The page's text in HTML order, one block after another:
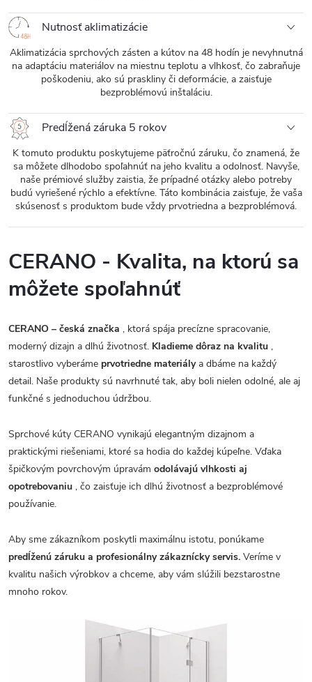
Nutnosť aklimatizácie
Aklimatizácia sprchových zásten a kútov na 48 hodín je nevyhnutná
na adaptáciu materiálov na miestnu teplotu a vlhkosť, čo zabraňuje
poškodeniu, ako sú praskliny či deformácie, a zaisťuje
bezproblémovú inštaláciu.
Predĺžená záruka 5 rokov
K tomuto produktu poskytujeme päťročnú záruku, čo znamená, že
sa môžete dlhodobo spoľahnúť na jeho kvalitu a odolnosť. Navyše,
naše prémiové služby zaistia, že prípadné otázky alebo potreby
budú vyriešené rýchlo a efektívne. Táto kombinácia zaisťuje, že vaša
skúsenosť s produktom bude vždy prvotriedna a bezproblémová.
CERANO - Kvalita, na ktorú sa
môžete spoľahnúť
CERANO – česká značka , ktorá spája precízne spracovanie,
moderný dizajn a dlhú životnosť. Kladieme dôraz na kvalitu ,
starostlivo vyberáme prvotriedne materiálya dbáme na každý
detail. Naše produkty sú navrhnuté tak, aby boli nielen odolné, ale aj
funkčné s jednoduchou údržbou.
Sprchové kúty CERANO vynikajú elegantným dizajnom a
praktickými riešeniami, ktoré sa hodia do každej kúpeľne. Vďaka
špičkovým povrchovým úpravám odolávajú vlhkosti aj
opotrebovaniu , čo zaisťuje ich dlhú životnosť a bezproblémové
používanie.
Aby sme zákazníkom poskytli maximálnu istotu, ponúkame
predĺženú záruku a profesionálny zákaznícky servis. Veríme v
kvalitu našich výrobkov a chceme, aby vám slúžili bezstarostne
mnoho rokov.